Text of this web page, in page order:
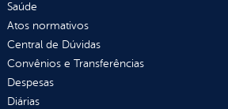
Saúde
Atos normativos
Central de Dúvidas
Convênios e Transferências
Despesas
Diárias